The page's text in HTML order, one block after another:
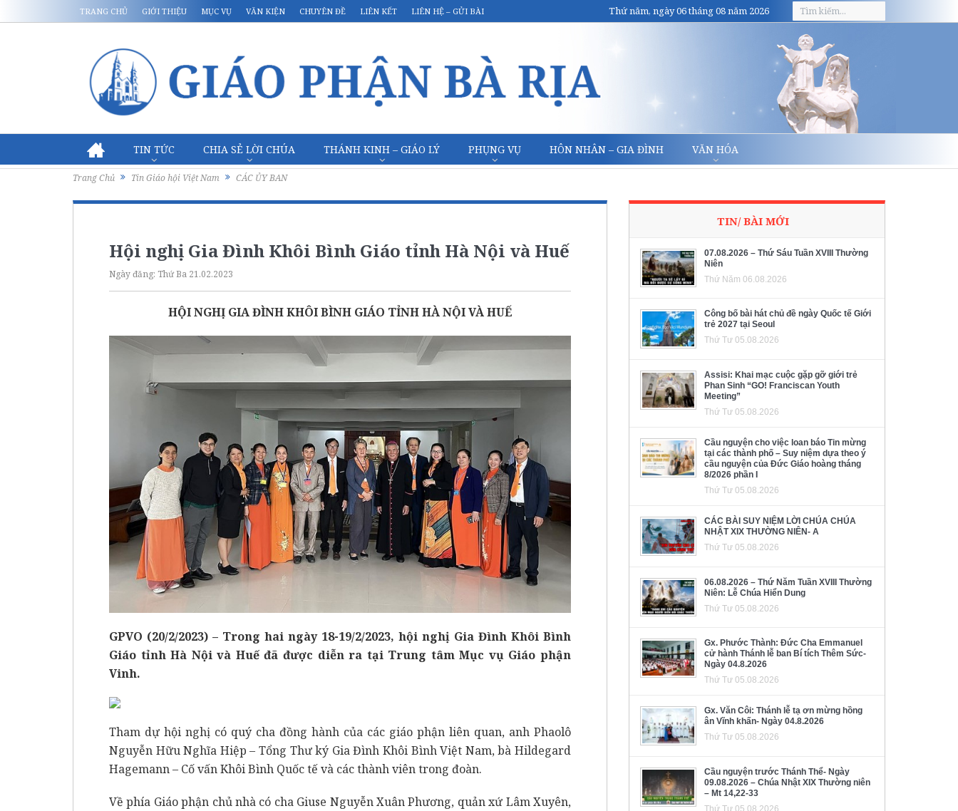
TRANG CHỦ GIỚI THIỆU MỤC VỤ VĂN KIỆN CHUYÊN ĐỀ LIÊN KẾT LIÊN HỆ – GỬI BÀI Thứ năm, ngày 06 tháng 08 năm 2026
TIN TỨC CHIA SẺ LỜI CHÚA THÁNH KINH – GIÁO LÝ PHỤNG VỤ HÔN NHÂN – GIA ĐÌNH VĂN HÓA
Trang Chủ Tin Giáo hội Việt Nam CÁC ỦY BAN
Hội nghị Gia Đình Khôi Bình Giáo tỉnh Hà Nội và Huế
Ngày đăng: Thứ Ba 21.02.2023
HỘI NGHỊ GIA ĐÌNH KHÔI BÌNH GIÁO TỈNH HÀ NỘI VÀ HUẾ
GPVO (20/2/2023) – Trong hai ngày 18-19/2/2023, hội nghị Gia Đình Khôi Bình
Giáo tỉnh Hà Nội và Huế đã được diễn ra tại Trung tâm Mục vụ Giáo phận
Vinh.
Tham dự hội nghị có quý cha đồng hành của các giáo phận liên quan, anh Phaolô
Nguyễn Hữu Nghĩa Hiệp – Tổng Thư ký Gia Đình Khôi Bình Việt Nam, bà Hildegard
Hagemann – Cố vấn Khôi Bình Quốc tế và các thành viên trong đoàn.
Về phía Giáo phận chủ nhà có cha Giuse Nguyễn Xuân Phương, quản xứ Lâm Xuyên,
TIN/ BÀI MỚI
07.08.2026 – Thứ Sáu Tuần XVIII Thường
Niên
Thứ Năm 06.08.2026
Công bố bài hát chủ đề ngày Quốc tế Giới
trẻ 2027 tại Seoul
Thứ Tư 05.08.2026
Assisi: Khai mạc cuộc gặp gỡ giới trẻ
Phan Sinh “GO! Franciscan Youth
Meeting”
Thứ Tư 05.08.2026
Cầu nguyện cho việc loan báo Tin mừng
tại các thành phố – Suy niệm dựa theo ý
cầu nguyện của Đức Giáo hoàng tháng
8/2026 phần I
Thứ Tư 05.08.2026
CÁC BÀI SUY NIỆM LỜI CHÚA CHÚA
NHẬT XIX THƯỜNG NIÊN- A
Thứ Tư 05.08.2026
06.08.2026 – Thứ Năm Tuần XVIII Thường
Niên: Lễ Chúa Hiển Dung
Thứ Tư 05.08.2026
Gx. Phước Thành: Đức Cha Emmanuel
cử hành Thánh lễ ban Bí tích Thêm Sức-
Ngày 04.8.2026
Thứ Tư 05.08.2026
Gx. Văn Côi: Thánh lễ tạ ơn mừng hồng
ân Vĩnh khấn- Ngày 04.8.2026
Thứ Tư 05.08.2026
Cầu nguyện trước Thánh Thể- Ngày
09.08.2026 – Chúa Nhật XIX Thường niên
– Mt 14,22-33
Thứ Tư 05.08.2026